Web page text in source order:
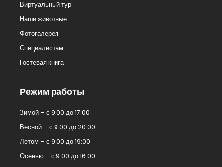
Виртуальный тур
Наши животные
Фотогалерея
Специалистам
Гостевая книга
Режим работы
Зимой – с 9:00 до 17:00
Весной – с 9:00 до 20:00
Летом – с 9:00 до 19:00
Осенью – с 9:00 до 16:00